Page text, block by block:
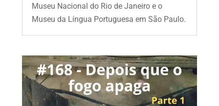
Museu Nacional do Rio de Janeiro e o
Museu da Língua Portuguesa em São Paulo.